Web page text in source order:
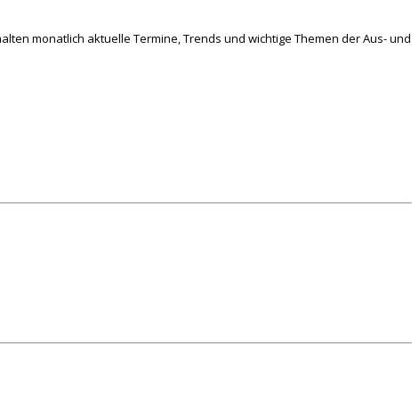
monatlich aktuelle Termine, Trends und wichtige Themen der Aus- und